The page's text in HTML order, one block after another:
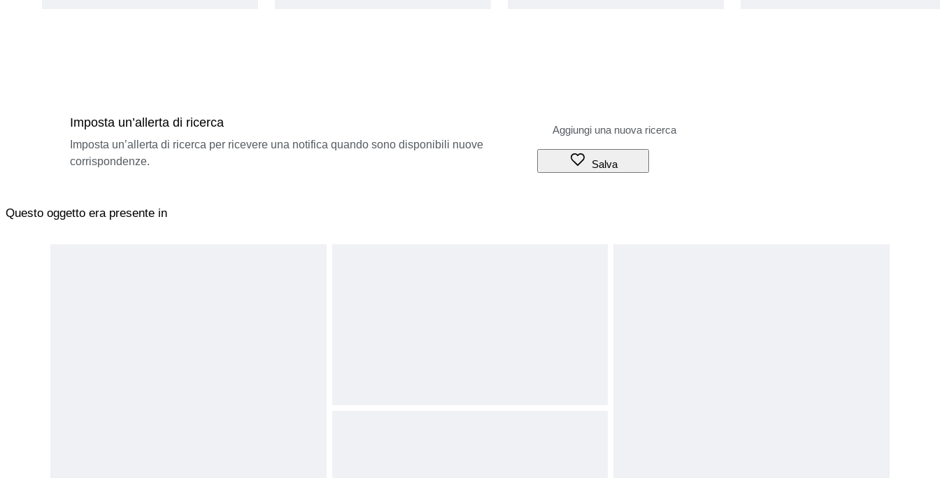
Imposta un’allerta di ricerca
Imposta un’allerta di ricerca per ricevere una notifica quando sono disponibili nuove
corrispondenze.
Salva
Questo oggetto era presente in